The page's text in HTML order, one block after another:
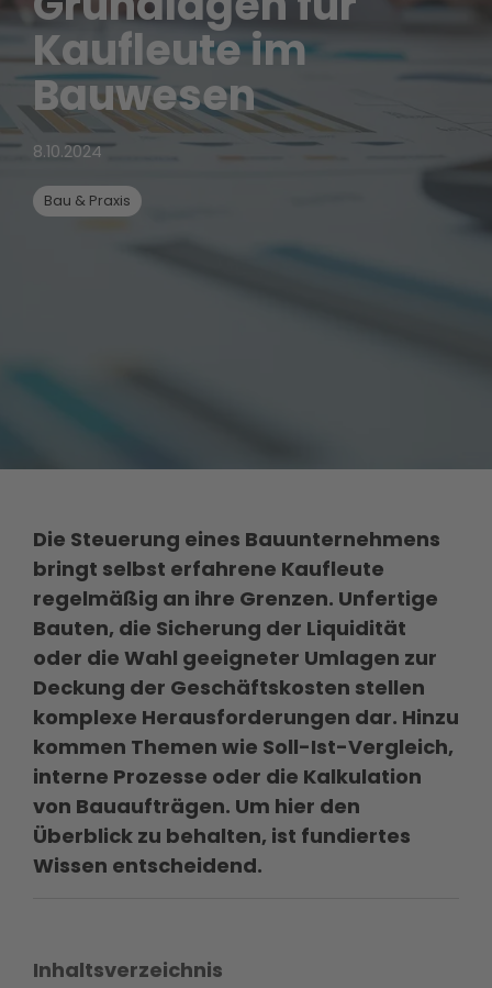
Kaufleute im
Bauwesen
8.10.2024
Bau & Praxis
Die Steuerung eines Bauunternehmens
bringt selbst erfahrene Kaufleute
regelmäßig an ihre Grenzen. Unfertige
Bauten, die Sicherung der Liquidität
oder die Wahl geeigneter Umlagen zur
Deckung der Geschäftskosten stellen
komplexe Herausforderungen dar. Hinzu
kommen Themen wie Soll-Ist-Vergleich,
interne Prozesse oder die Kalkulation
von Bauaufträgen. Um hier den
Überblick zu behalten, ist fundiertes
Wissen entscheidend.
Inhaltsverzeichnis